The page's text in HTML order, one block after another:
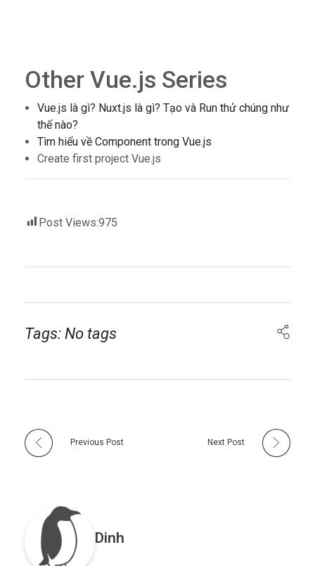
Other Vue.js Series
Vue.js là gì? Nuxt.js là gì? Tạo và Run thử chúng như
thế nào?
Tìm hiểu về Component trong Vue.js
Create first project Vue.js
Post Views:975
Tags: No tags
Previous Post Next Post
Dinh